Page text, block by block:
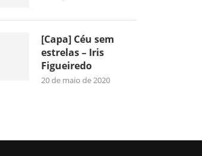
[Capa] Céu sem
estrelas – Iris
Figueiredo
20 de maio de 2020